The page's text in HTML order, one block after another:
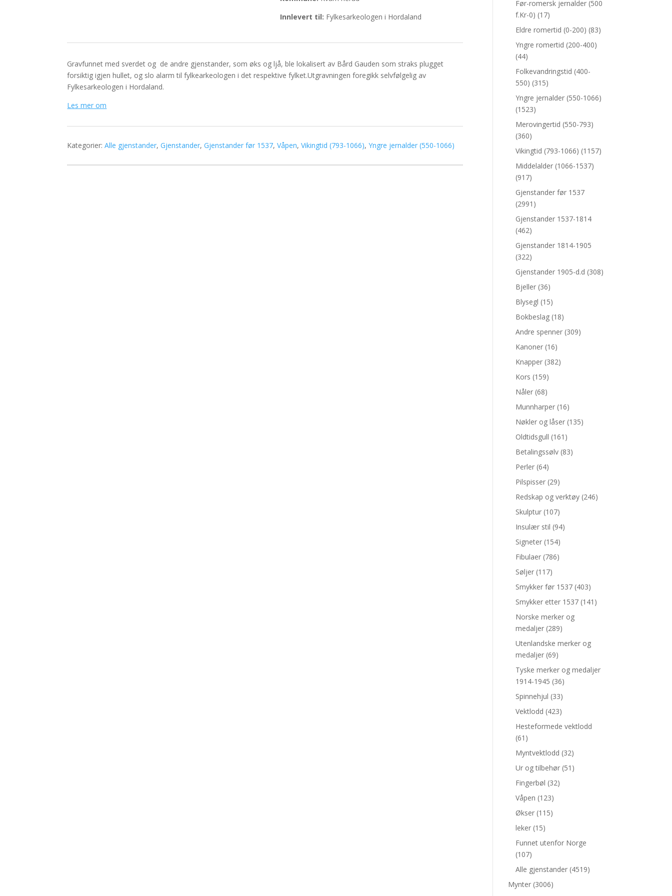
Innlevert til: Fylkesarkeologen i Hordaland
Gravfunnet med sverdet og de andre gjenstander, som øks og ljå, ble lokalisert av Bård Gauden som straks plugget
forsiktig igjen hullet, og slo alarm til fylkearkeologen i det respektive fylket.Utgravningen foregikk selvfølgelig av
Fylkesarkeologen i Hordaland.
Les mer om
Kategorier:Alle gjenstander,Gjenstander,Gjenstander før 1537,Våpen,Vikingtid (793-1066),Yngre jernalder (550-1066)
Før-romersk jernalder (500
f.Kr-0) (17)
Eldre romertid (0-200) (83)
Yngre romertid (200-400)
(44)
Folkevandringstid (400-
550) (315)
Yngre jernalder (550-1066)
(1523)
Merovingertid (550-793)
(360)
Vikingtid (793-1066) (1157)
Middelalder (1066-1537)
(917)
Gjenstander før 1537
(2991)
Gjenstander 1537-1814
(462)
Gjenstander 1814-1905
(322)
Gjenstander 1905-d.d (308)
Bjeller (36)
Blysegl (15)
Bokbeslag (18)
Andre spenner (309)
Kanoner (16)
Knapper (382)
Kors (159)
Nåler (68)
Munnharper (16)
Nøkler og låser (135)
Oldtidsgull (161)
Betalingssølv (83)
Perler (64)
Pilspisser (29)
Redskap og verktøy (246)
Skulptur (107)
Insulær stil (94)
Signeter (154)
Fibulaer (786)
Søljer (117)
Smykker før 1537 (403)
Smykker etter 1537 (141)
Norske merker og
medaljer (289)
Utenlandske merker og
medaljer (69)
Tyske merker og medaljer
1914-1945 (36)
Spinnehjul (33)
Vektlodd (423)
Hesteformede vektlodd
(61)
Myntvektlodd (32)
Ur og tilbehør (51)
Fingerbøl (32)
Våpen (123)
Økser (115)
leker (15)
Funnet utenfor Norge
(107)
Alle gjenstander (4519)
Mynter (3006)